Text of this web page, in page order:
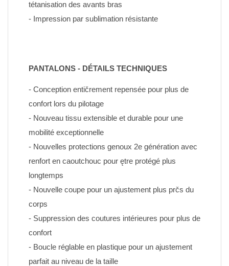
tétanisation des avants bras
- Impression par sublimation résistante
PANTALONS - DÉTAILS TECHNIQUES
- Conception entičrement repensée pour plus de
confort lors du pilotage
- Nouveau tissu extensible et durable pour une
mobilité exceptionnelle
- Nouvelles protections genoux 2e génération avec
renfort en caoutchouc pour ętre protégé plus
longtemps
- Nouvelle coupe pour un ajustement plus prčs du
corps
- Suppression des coutures intérieures pour plus de
confort
- Boucle réglable en plastique pour un ajustement
parfait au niveau de la taille